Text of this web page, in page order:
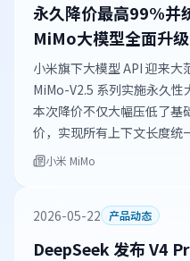
永久降价最高99%并
MiMo大模型全面升
小米旗下大模型 API 迎来
MiMo-V2.5 系列实施永久性
本次降价不仅大幅压低了基
价，实现所有上下文长度统
小米 MiMo
2026-05-22 产品动态
DeepSeek 发布 V4